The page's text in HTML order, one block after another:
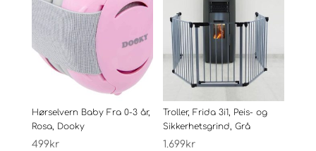
Hørselvern Baby Fra 0-3 år,
Rosa, Dooky
499kr
Troller, Frida 3i1, Peis- og
Sikkerhetsgrind, Grå
1.699kr